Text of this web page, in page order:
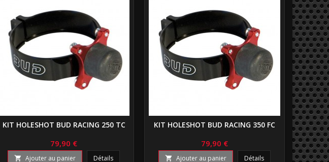
KIT HOLESHOT BUD RACING 250 TC
79,90 €
 Ajouter au panier Détails
KIT HOLESHOT BUD RACING 350 FC
79,90 €
 Ajouter au panier Détails